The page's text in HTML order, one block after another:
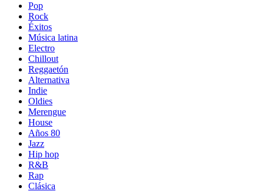
Pop
Rock
Éxitos
Música latina
Electro
Chillout
Reggaetón
Alternativa
Indie
Oldies
Merengue
House
Años 80
Jazz
Hip hop
R&B
Rap
Clásica